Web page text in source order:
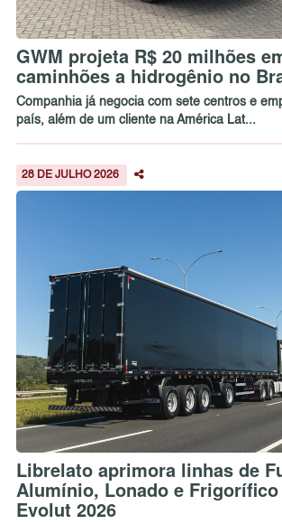
GWM projeta R$ 20 milhões
caminhões a hidrogênio no
Companhia já negocia com sete centros e
país, além de um cliente na América Lat...
28 DE JULHO 2026
Librelato aprimora linhas de
Alumínio, Lonado e Frigorífico
Evolut 2026